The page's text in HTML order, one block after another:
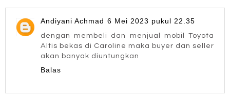
Andiyani Achmad 6 Mei 2023 pukul 22.35
dengan membeli dan menjual mobil Toyota
Altis bekas di Caroline maka buyer dan seller
akan banyak diuntungkan
Balas